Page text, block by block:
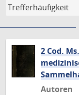
2 Cod.
Autoren